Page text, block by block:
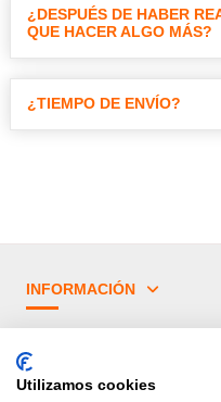
¿DESPUÉS DE HABER
QUE HACER ALGO MÁS?
¿TIEMPO DE ENVÍO?
INFORMACIÓN
PRINCIPALES CATEGORÍAS
Utilizamos cookies